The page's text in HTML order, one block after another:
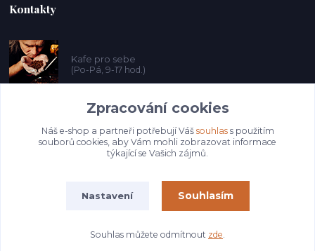
Kontakty
Kafe pro sebe
(Po-Pá, 9-17 hod.)
prosebeunicov@seznam.cz
Vytvořeno na
Eshop-rychle.cz
Zpracování cookies
Náš e-shop a partneři potřebují Váš souhlass použitím
souborů cookies, aby Vám mohli zobrazovat informace
týkající se Vašich zájmů.
Nastavení Souhlasím
Souhlas můžete odmítnout zde